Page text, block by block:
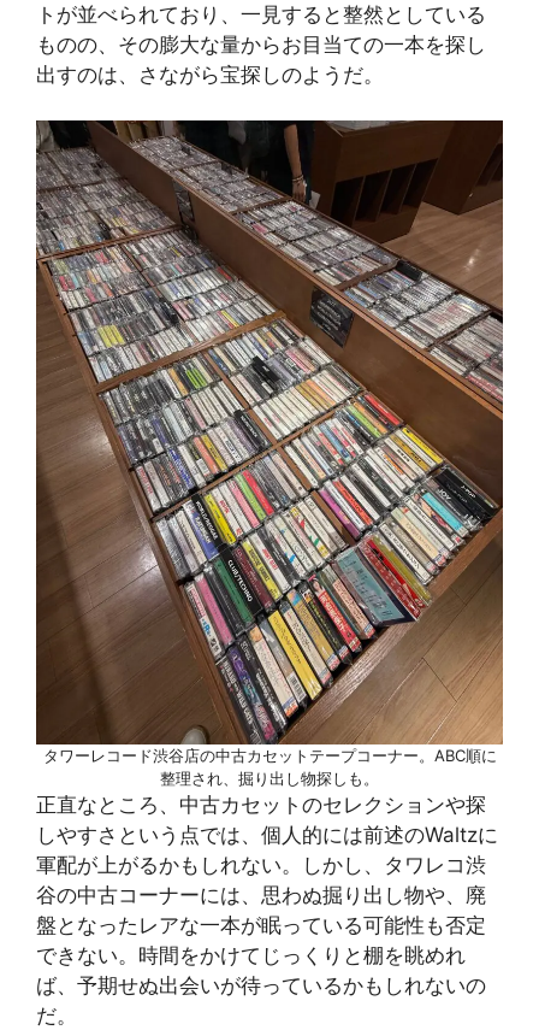
トが並べられており、一見すると整然としている
ものの、その膨大な量からお目当ての一本を探し
出すのは、さながら宝探しのようだ。
タワーレコード渋谷店の中古カセットテープコーナー。ABC順に
整理され、掘り出し物探しも。
正直なところ、中古カセットのセレクションや探
しやすさという点では、個人的には前述のWaltzに
軍配が上がるかもしれない。しかし、タワレコ渋
谷の中古コーナーには、思わぬ掘り出し物や、廃
盤となったレアな一本が眠っている可能性も否定
できない。時間をかけてじっくりと棚を眺めれ
ば、予期せぬ出会いが待っているかもしれないの
だ。